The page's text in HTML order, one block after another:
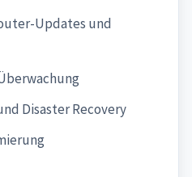
Updates und
Disaster Recovery